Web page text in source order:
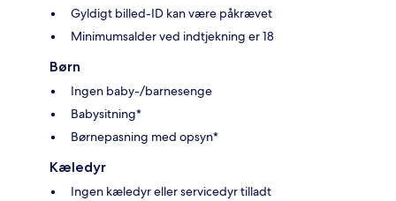
Gyldigt billed-ID kan være påkrævet
Minimumsalder ved indtjekning er 18
Børn
Ingen baby-/barnesenge
Babysitning*
Børnepasning med opsyn*
Kæledyr
Ingen kæledyr eller servicedyr tilladt